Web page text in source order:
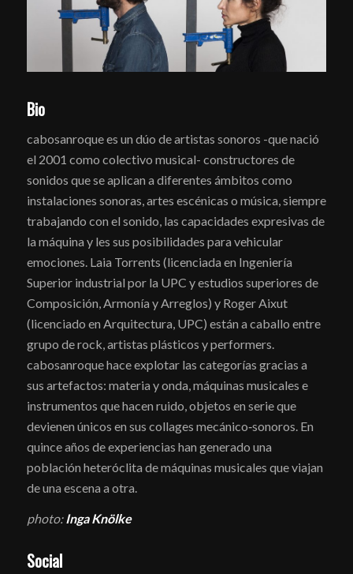
Bio
cabosanroque es un dúo de artistas sonoros -que nació
el 2001 como colectivo musical- constructores de
sonidos que se aplican a diferentes ámbitos como
instalaciones sonoras, artes escénicas o música, siempre
trabajando con el sonido, las capacidades expresivas de
la máquina y les sus posibilidades para vehicular
emociones. Laia Torrents (licenciada en Ingeniería
Superior industrial por la UPC y estudios superiores de
Composición, Armonía y Arreglos) y Roger Aixut
(licenciado en Arquitectura, UPC) están a caballo entre
grupo de rock, artistas plásticos y performers.
cabosanroque hace explotar las categorías gracias a
sus artefactos: materia y onda, máquinas musicales e
instrumentos que hacen ruido, objetos en serie que
devienen únicos en sus collages mecánico‐sonoros. En
quince años de experiencias han generado una
población heteróclita de máquinas musicales que viajan
de una escena a otra.
photo:Inga Knölke
Social